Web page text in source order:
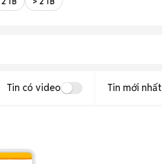
Tin có video Tin mới nhất